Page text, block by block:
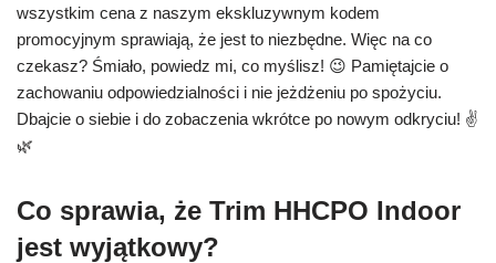
wszystkim cena z naszym ekskluzywnym kodem
promocyjnym sprawiają, że jest to niezbędne. Więc na co
czekasz? Śmiało, powiedz mi, co myślisz! 😉 Pamiętajcie o
zachowaniu odpowiedzialności i nie jeżdżeniu po spożyciu.
Dbajcie o siebie i do zobaczenia wkrótce po nowym odkryciu! ✌️
🌿
Co sprawia, że Trim HHCPO Indoor
jest wyjątkowy?